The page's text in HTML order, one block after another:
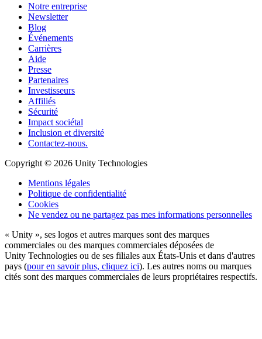
Notre entreprise
Newsletter
Blog
Événements
Carrières
Aide
Presse
Partenaires
Investisseurs
Affiliés
Sécurité
Impact sociétal
Inclusion et diversité
Contactez-nous.
Copyright © 2026 Unity Technologies
Mentions légales
Politique de confidentialité
Cookies
Ne vendez ou ne partagez pas mes informations personnelles
« Unity », ses logos et autres marques sont des marques
commerciales ou des marques commerciales déposées de
Unity Technologies ou de ses filiales aux États-Unis et dans d'autres
pays (pour en savoir plus, cliquez ici). Les autres noms ou marques
cités sont des marques commerciales de leurs propriétaires respectifs.